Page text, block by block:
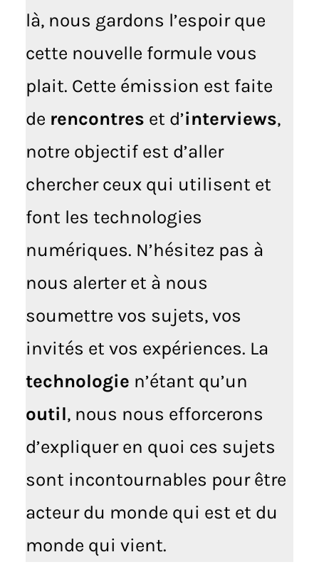
là, nous gardons l’espoir que
cette nouvelle formule vous
plait. Cette émission est faite
de rencontres et d’interviews,
notre objectif est d’aller
chercher ceux qui utilisent et
font les technologies
numériques. N’hésitez pas à
nous alerter et à nous
soumettre vos sujets, vos
invités et vos expériences. La
technologie n’étant qu’un
outil, nous nous efforcerons
d’expliquer en quoi ces sujets
sont incontournables pour être
acteur du monde qui est et du
monde qui vient.